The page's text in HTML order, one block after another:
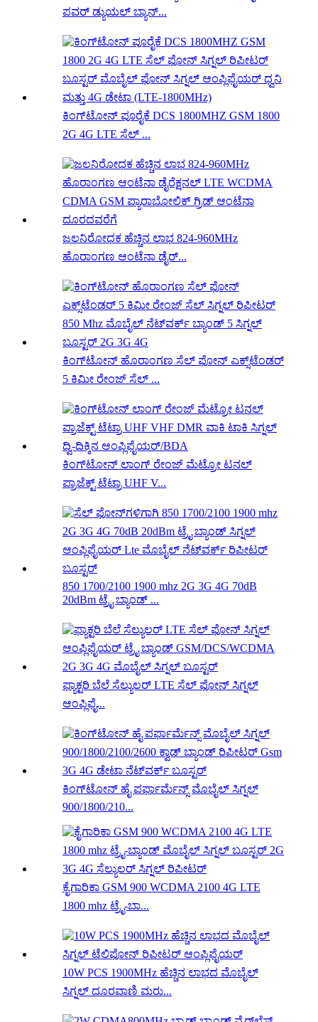
ಪವರ್ ಡ್ಯುಯಲ್ ಬ್ಯಾನ್...
ಕಿಂಗ್‌ಟೋನ್ ಪೂರೈಕೆ DCS 1800MHZ GSM 1800
2G 4G LTE ಸೆಲ್ ...
ಜಲನಿರೋಧಕ ಹೆಚ್ಚಿನ ಲಾಭ 824-960MHz
ಹೊರಾಂಗಣ ಆಂಟೆನಾ ಡೈರ್...
ಕಿಂಗ್‌ಟೋನ್ ಹೊರಾಂಗಣ ಸೆಲ್ ಫೋನ್ ಎಕ್ಸ್‌ಟೆಂಡರ್
5 ಕಿಮೀ ರೇಂಜ್ ಸೆಲ್ ...
ಕಿಂಗ್‌ಟೋನ್ ಲಾಂಗ್ ರೇಂಜ್ ಮೆಟ್ರೋ ಟನಲ್
ಪ್ರಾಜೆಕ್ಟ್ ಟೆಟ್ರಾ UHF V...
850 1700/2100 1900 mhz 2G 3G 4G 70dB
20dBm ಟ್ರೈ ಬ್ಯಾಂಡ್ ...
ಫ್ಯಾಕ್ಟರಿ ಬೆಲೆ ಸೆಲ್ಯುಲರ್ LTE ಸೆಲ್ ಫೋನ್ ಸಿಗ್ನಲ್
ಆಂಪ್ಲಿಫೈ...
ಕಿಂಗ್‌ಟೋನ್ ಹೈ ಪರ್ಫಾರ್ಮೆನ್ಸ್ ಮೊಬೈಲ್ ಸಿಗ್ನಲ್
900/1800/210...
ಕೈಗಾರಿಕಾ GSM 900 WCDMA 2100 4G LTE
1800 mhz ಟ್ರೈ-ಬಾ...
10W PCS 1900MHz ಹೆಚ್ಚಿನ ಲಾಭದ ಮೊಬೈಲ್
ಸಿಗ್ನಲ್ ದೂರವಾಣಿ ಮರು...